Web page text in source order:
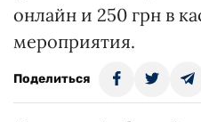
онлайн и 250 грн в
мероприятия.
Поделиться